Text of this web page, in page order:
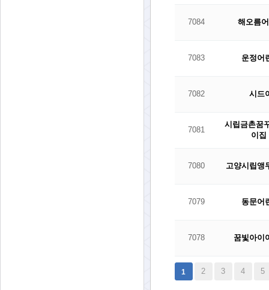
7084 해오름
7083 운정어
7082 시드
7081
시립금촌꿈
이집
7080 고양시립앵
7079 동문어
7078 꿈빛아이
1 2 3 4 5